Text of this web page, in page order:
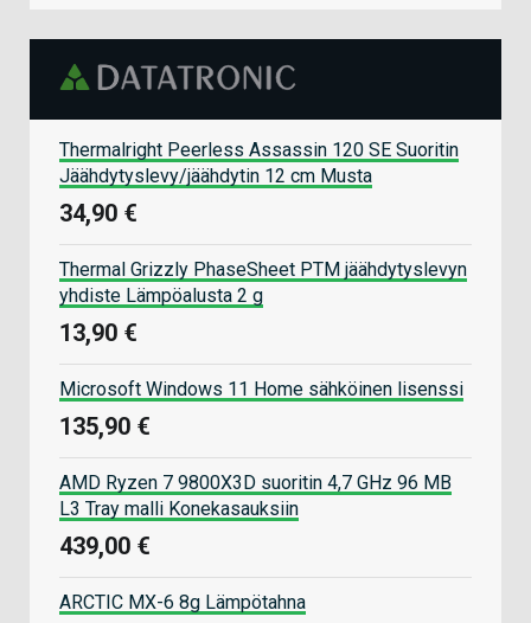
Thermalright Peerless Assassin 120 SE Suoritin
Jäähdytyslevy/jäähdytin 12 cm Musta
34,90 €
Thermal Grizzly PhaseSheet PTM jäähdytyslevyn
yhdiste Lämpöalusta 2 g
13,90 €
Microsoft Windows 11 Home sähköinen lisenssi
135,90 €
AMD Ryzen 7 9800X3D suoritin 4,7 GHz 96 MB
L3 Tray malli Konekasauksiin
439,00 €
ARCTIC MX-6 8g Lämpötahna